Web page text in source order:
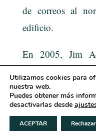
de correos al
edificio.
En 2005, Jim
dedicación y
y abrió allíThe
& Gifts
,
Utilizamos cookies para
nuestra web.
Puedes obtener más
desactivarlas desde
ACEPTAR Rechazar